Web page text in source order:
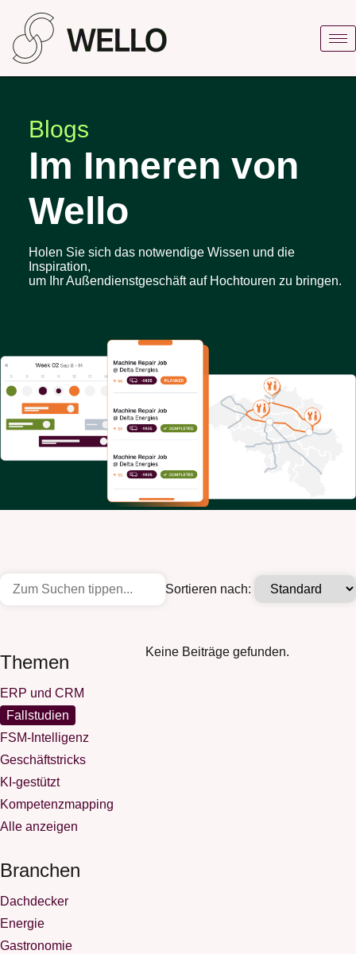
Blogs
Im Inneren von
Wello
Holen Sie sich das notwendige Wissen und die
Inspiration,
um Ihr Außendienstgeschäft auf Hochtouren zu bringen.
Sortieren nach:
Themen
ERP und CRM
Fallstudien
FSM-Intelligenz
Geschäftstricks
KI-gestützt
Kompetenzmapping
Alle anzeigen
Branchen
Dachdecker
Energie
Gastronomie
Keine Beiträge gefunden.